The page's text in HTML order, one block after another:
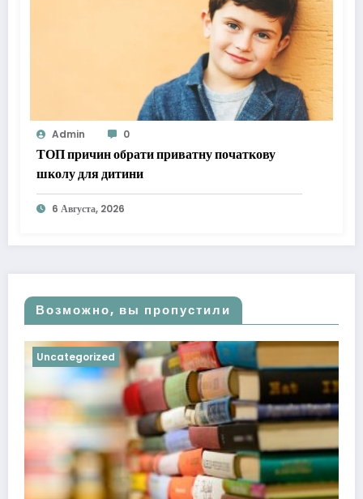
Admin 0
ТОП причин обрати приватну початкову
школу для дитини
6 Августа, 2026
Возможно, вы пропустили
Uncategorized